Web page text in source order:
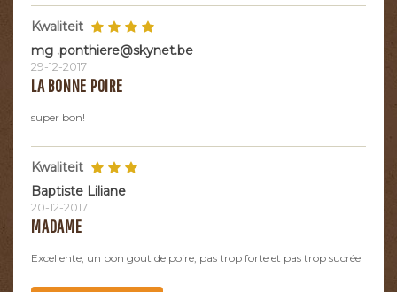
Kwaliteit
mg .ponthiere@skynet.be
29-12-2017
LA BONNE POIRE
super bon!
Kwaliteit
Baptiste Liliane
20-12-2017
MADAME
Excellente, un bon gout de poire, pas trop forte et pas trop sucrée